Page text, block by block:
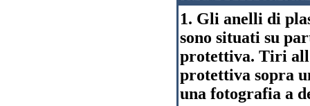
1. Gli anelli di
sono situati su
protettiva. Tiri
protettiva sopra
una fotografia a